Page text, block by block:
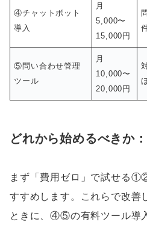
④チャットボット
導入
月
5,000〜
15,000円
⑤問い合わせ管理
ツール
月
10,000〜
20,000円
どれから始めるべきか
まず「費用ゼロ」で試せる
すすめします。これらで改善
ときに、④⑤の有料ツール導